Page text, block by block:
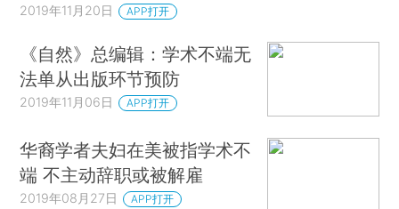
2019年11月20日 APP打开
《自然》总编辑：学术不端无
法单从出版环节预防
2019年11月06日 APP打开
华裔学者夫妇在美被指学术不
端 不主动辞职或被解雇
2019年08月27日 APP打开